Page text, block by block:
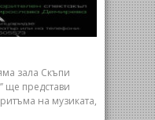
зала Скъпи
ще представи
на музиката,